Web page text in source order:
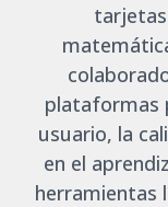
plataformas
usuario, la
en el
herramientas